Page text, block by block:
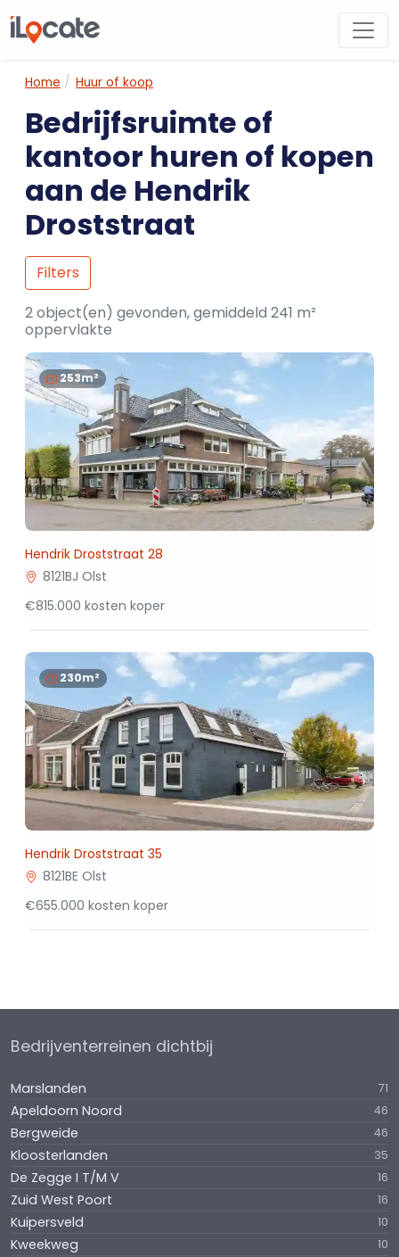
Home Huur of koop
Bedrijfsruimte of
kantoor huren of kopen
aan de Hendrik
Droststraat
Filters
2 object(en) gevonden, gemiddeld 241 m²
oppervlakte
253m²
Hendrik Droststraat 28
8121BJ Olst
€815.000 kosten koper
230m²
Hendrik Droststraat 35
8121BE Olst
€655.000 kosten koper
Bedrijventerreinen dichtbij
Marslanden 71
Apeldoorn Noord 46
Bergweide 46
Kloosterlanden 35
De Zegge I T/M V 16
Zuid West Poort 16
Kuipersveld 10
Kweekweg 10